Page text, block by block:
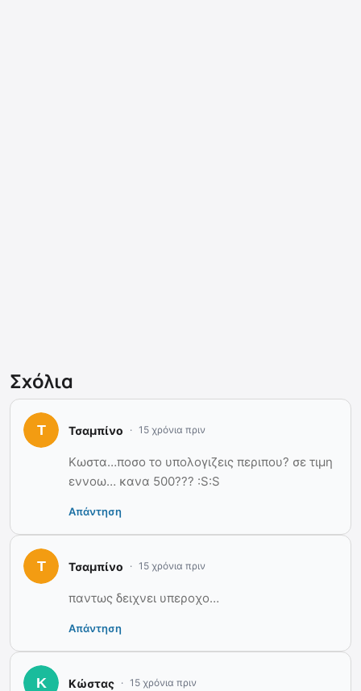
Σχόλια
Τσαμπίνο 15 χρόνια πριν
Κωστα…ποσο το υπολογιζεις περιπου? σε τιμη
εννοω… κανα 500??? :S:S
Απάντηση
Τσαμπίνο 15 χρόνια πριν
παντως δειχνει υπεροχο…
Απάντηση
Κώστας 15 χρόνια πριν